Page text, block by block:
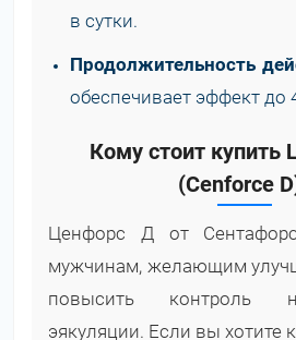
в сутки.
Продолжительность
обеспечивает эффект до
Кому стоит купить
(Cenforce
Ценфорс Д от
мужчинам, желающим
повысить контроль
эякуляции. Если вы хотите